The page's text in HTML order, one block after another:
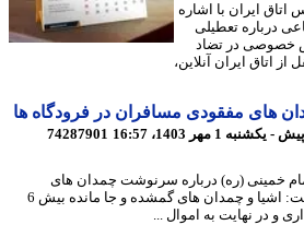
ایران با اشاره
تعطیلی
در تضاد
ایران آنلاین،
مفقودی مسافران در فرودگاه ها
74287901
(ره) درباره سرنوشت چمدان های
جامانده و گمشده مسافران گفت: اشیا و چمدان های گمشده و جا مانده بیش 6
نهایت به اموال ...